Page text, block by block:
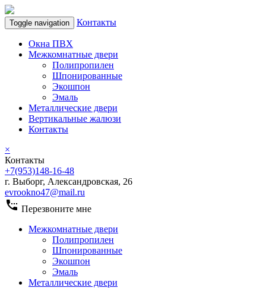
Toggle navigation Контакты
Окна ПВХ
Межкомнатные двери
Полипропилен
Шпонированные
Экошпон
Эмаль
Металлические двери
Вертикальные жалюзи
Контакты
×
Контакты
+7(953)148-16-48
г. Выборг, Александровская, 26
evrookno47@mail.ru
settings_phone Перезвоните мне
Межкомнатные двери
Полипропилен
Шпонированные
Экошпон
Эмаль
Металлические двери